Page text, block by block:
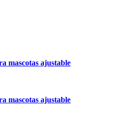
mascotas ajustable
mascotas ajustable